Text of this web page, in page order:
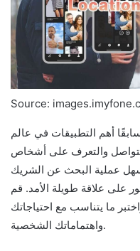
Source:
أهم التطبيقات في عالم
والتعرف على أشخاص
عملية البحث عن الشريك
على علاقة طويلة الأمد. قم
ما يتناسب مع احتياجاتك
واهتماماتك الشخصية.